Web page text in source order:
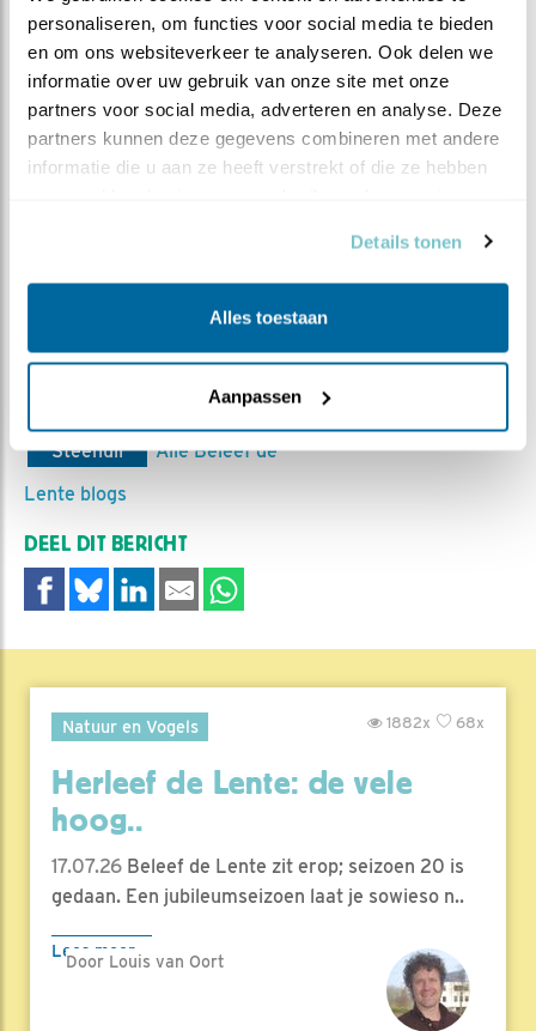
personaliseren, om functies voor social media te bieden
en om ons websiteverkeer te analyseren. Ook delen we
informatie over uw gebruik van onze site met onze
partners voor social media, adverteren en analyse. Deze
partners kunnen deze gegevens combineren met andere
informatie die u aan ze heeft verstrekt of die ze hebben
Details tonen
Alles toestaan
Aanpassen
Steenuilenoverleg Nederland (STONE) is een
landelijke werkgroep die steenuilenbescherming en
-onderzoek coördineert, stimuleert en faciliteert.
vrijwilligersorganisaties. STONE is een
vrijwilligersorganisatie, zonder betaalde krachten.
website van STONE
Bewaar deze blog
Steenuil
Alle Beleef de
Lente blogs
DEEL DIT BERICHT
Natuur en Vogels 68x
1882x
Herleef de Lente: de vele
hoog..
17.07.26 Beleef de Lente zit erop; seizoen 20 is
gedaan. Een jubileumseizoen laat je sowieso n..
Lees meer
Door Louis van Oort